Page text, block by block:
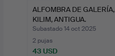
ALFOMBRA DE GALERÍA,
KILIM, ANTIGUA.
Subastado 14 oct 2025
2 pujas
43 USD